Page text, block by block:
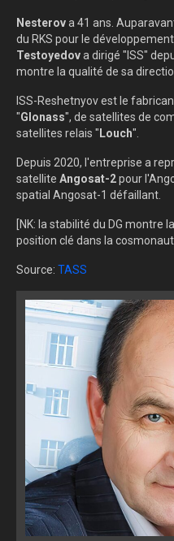
Nesterova 41 ans.
du RKS pour le
Testoyedova dirigé "ISS"
montre la qualité de sa
ISS-Reshetnyov est le
"Glonass", de satellites de
satellites relais "Louch".
Depuis 2020, l'entreprise a
satellite Angosat-2pour
spatial Angosat-1 défaillant.
[NK: la stabilité du DG montre
position clé dans la
Source: TASS